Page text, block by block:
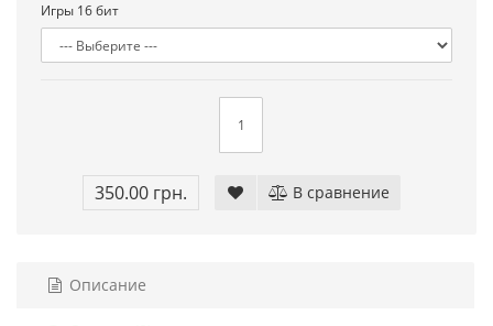
Сега Мега Драйв 2 (ОРИГИНАЛЬНОЕ
качество!)
79 отзывов
Сега МД 1 HD
Игры 16 бит
350.00 грн. В сравнение
Описание